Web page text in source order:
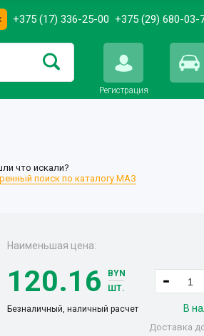
+375 (17) 336-25-00 +375 (29) 680-03-
Регистрация
что искали?
поиск по каталогу МАЗ
В
Доставка
Наименьшая цена:
120.16
BYN
ШТ.
Безналичный, наличный расчет